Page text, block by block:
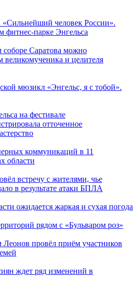
человек России».
фитнес-парке Энгельса
Саратова можно
великомученика и целителя
мюзикл «Энгельс, я с тобой».
на фестивале
отточенное
коммуникаций в 11
области
встречу с жителями, чье
в результате атаки БПЛА
ожидается жаркая и сухая погода
рядом с «Бульваром роз»
провёл приём участников
ждет ряд изменений в